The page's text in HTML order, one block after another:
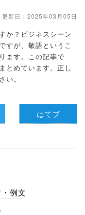
更新日：2025年03月05日
か？ビジネスシーン
すが、敬語というこ
ます。この記事で
とめています。正し
い。
はてブ
例文